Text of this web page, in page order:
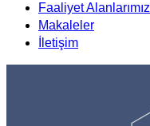
Faaliyet Alanlarımız
Makaleler
İletişim